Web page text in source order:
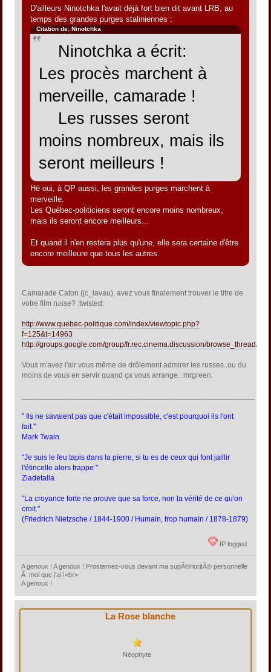
D'ailleurs Ninotchka l'avait déjà fort bien dit avant LRB, au
temps des grandes purges staliniennes :
Citation de: Ninotchka
Ninotchka a écrit:
Les procès marchent à
merveille, camarade !
Les russes seront
moins nombreux, mais ils
seront meilleurs !
Hé oui, à QP aussi, les grandes purges marchent à
merveille.
Les Québec-politiciens seront encore moins nombreux,
mais ils seront encore meilleurs...
Et quand il n'en restera plus qu'une, elle sera certaine d'être
encore meilleure que tous les autres.
Camarade Caton (jc_lavau), avez vous finalement trouver le titre de
votre film russe? :twisted:
http://www.quebec-politique.com/index/viewtopic.php?
f=125&t=14963
http://groups.google.com/group/fr.rec.cinema.discussion/browse_thread/
Vous m'avez l'air vous même de drôlement admirer les russes..ou du
moins de vous en servir quand ça vous arrange. :mrgreen:
" Ils ne savaient pas que c'était impossible, c'est pourquoi ils l'ont
fait."
Mark Twain
"Je suis le feu tapis dans la pierre, si tu es de ceux qui font jaillir
l'étincelle alors frappe "
Ziadetalla
"La croyance forte ne prouve que sa force, non la vérité de ce qu'on
croit."
(Friedrich Nietzsche / 1844-1900 / Humain, trop humain / 1878-1879)
IP logged
A genoux ! A genoux ! Prosternez-vous devant ma supÃ©rioritÃ© personnelle
Ã moi que j'ai !<br>
A genoux !
La Rose blanche
Néophyte